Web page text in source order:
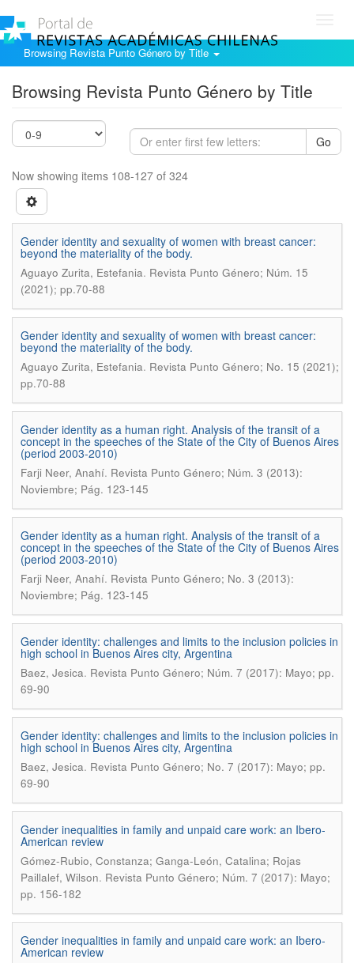
Browsing Revista Punto Género by Title
Browsing Revista Punto Género by Title
Go
Now showing items 108-127 of 324
Gender identity and sexuality of women with breast cancer:
beyond the materiality of the body.
Aguayo Zurita, Estefania. Revista Punto Género; Núm. 15
(2021); pp.70-88
Gender identity and sexuality of women with breast cancer:
beyond the materiality of the body.
Aguayo Zurita, Estefania. Revista Punto Género; No. 15 (2021);
pp.70-88
Gender identity as a human right. Analysis of the transit of a
concept in the speeches of the State of the City of Buenos Aires
(period 2003-2010)
Farji Neer, Anahí. Revista Punto Género; Núm. 3 (2013):
Noviembre; Pág. 123-145
Gender identity as a human right. Analysis of the transit of a
concept in the speeches of the State of the City of Buenos Aires
(period 2003-2010)
Farji Neer, Anahí. Revista Punto Género; No. 3 (2013):
Noviembre; Pág. 123-145
Gender identity: challenges and limits to the inclusion policies in
high school in Buenos Aires city, Argentina
Baez, Jesica. Revista Punto Género; Núm. 7 (2017): Mayo; pp.
69-90
Gender identity: challenges and limits to the inclusion policies in
high school in Buenos Aires city, Argentina
Baez, Jesica. Revista Punto Género; No. 7 (2017): Mayo; pp.
69-90
Gender inequalities in family and unpaid care work: an Ibero-
American review
Gómez-Rubio, Constanza; Ganga-León, Catalina; Rojas
Paillalef, Wilson. Revista Punto Género; Núm. 7 (2017): Mayo;
pp. 156-182
Gender inequalities in family and unpaid care work: an Ibero-
American review